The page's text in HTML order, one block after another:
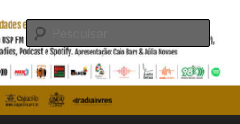
bandas e artistas nacionais